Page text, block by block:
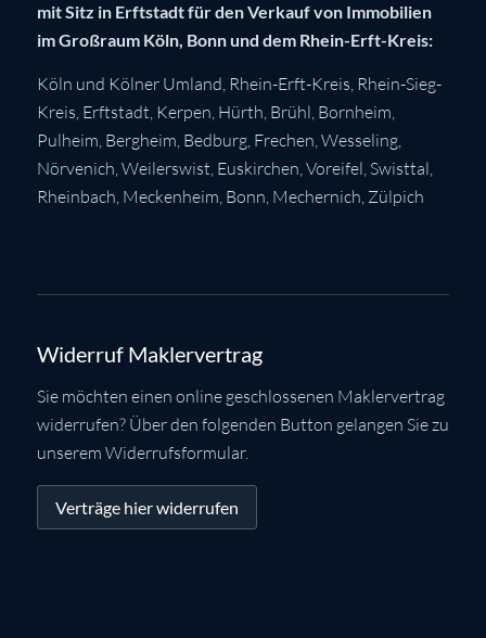
mit Sitz in Erftstadt für den Verkauf von Immobilien
im Großraum Köln, Bonn und dem Rhein-Erft-Kreis:
Köln und Kölner Umland, Rhein-Erft-Kreis Rhein-Sieg-
Kreis Erftstadt Kerpen Hürth Brühl Bornheim
Pulheim Bergheim Bedburg, Frechen Wesseling,
Nörvenich Weilerswist Euskirchen , Voreifel, Swisttal
Rheinbach Meckenheim Bonn Mechernich Zülpich
Widerruf Maklervertrag
Sie möchten einen online geschlossenen Maklervertrag
widerrufen? Über den folgenden Button gelangen Sie zu
unserem Widerrufsformular.
Verträge hier widerrufen